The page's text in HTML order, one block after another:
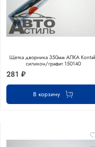
Щетка дворника 350мм АЛКА
силикон/графит 150140
281 ₽
В корзину